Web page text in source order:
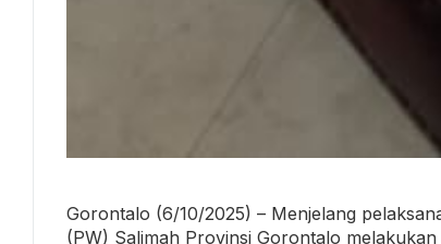
Gorontalo (6/10/2025) – Menjelang
(PW) Salimah Provinsi Gorontalo